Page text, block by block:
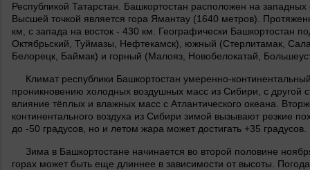
Республикой Татарстан. Башкортостан расположен на
Высшей точкой является гора Ямантау (1640 метров).
км, с запада на восток - 430 км. Географически Башкортостан
Октябрьский, Туймазы, Нефтекамск), южный (Стерлитамак,
Белорецк, Баймак) и горный (Малояз, Новобелокатай,
Климат республики Башкортостан умеренно-
проникновению холодных воздушных масс из Сибири, с другой
влияние тёплых и влажных масс с Атлантического океана.
континентального воздуха из Сибири зимой вызывают резкие
до -50 градусов, но и летом жара может достигать +35 градусов.
Зима в Башкортостане начинается во второй половине
горах может быть еще длиннее в зависимости от высоты.